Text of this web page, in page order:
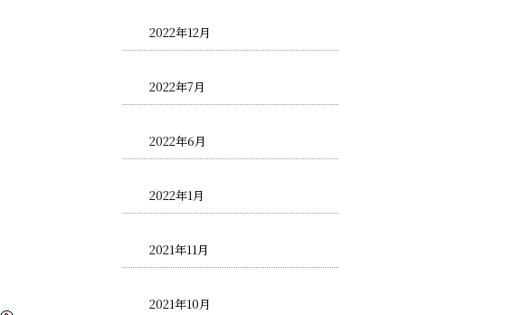
2022年12月
2022年7月
2022年6月
2022年1月
2021年11月
2021年10月